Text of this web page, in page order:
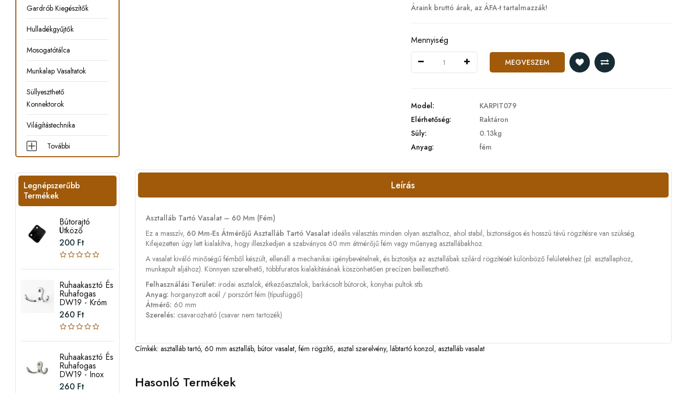
Gardrób Kiegészítők
Hulladékgyűjtők
Mosogatótálca
Munkalap Vasaltatok
Süllyeszthető
Konnektorok
Világítástechnika
További
Legnépszerűbb
Termékek
Bútorajtó
Ütköző
200 Ft
Ruhaakasztó És
Ruhafogas
DW19 - Króm
260 Ft
Ruhaakasztó És
Ruhafogas
DW19 - Inox
260 Ft
Áraink bruttó árak, az ÁFA-t tartalmazzák!
Mennyiség
MEGVESZEM
Model:
KARPIT079
Elérhetőség:
Raktáron
Súly:
0.13kg
Anyag:
fém
Leírás
Asztalláb Tartó Vasalat – 60 Mm (fém)
Ez a masszív, 60 Mm-Es Átmérőjű Asztalláb Tartó Vasalatideális választás minden olyan asztalhoz, ahol stabil, biztonságos és hosszú távú rögzítésre van szükség.
Kifejezetten úgy lett kialakítva, hogy illeszkedjen a szabványos 60 mm átmérőjű fém vagy műanyag asztallábakhoz.
A vasalat kiváló minőségű fémből készült, ellenáll a mechanikai igénybevételnek, és biztosítja az asztallábak szilárd rögzítését különböző felületekhez (pl. asztallaphoz,
munkapult aljához). Könnyen szerelhető, többfuratos kialakításának köszönhetően precízen beilleszthető.
Felhasználási Terület: irodai asztalok, étkezőasztalok, barkácsolt bútorok, konyhai pultok stb.
Anyag: horganyzott acél / porszórt fém (típusfüggő)
Átmérő: 60 mm
Szerelés: csavarozható (csavar nem tartozék)
Címkék: asztalláb tartó, 60 mm asztalláb, bútor vasalat, fém rögzítő, asztal szerelvény, lábtartó konzol, asztalláb vasalat
Hasonló Termékek